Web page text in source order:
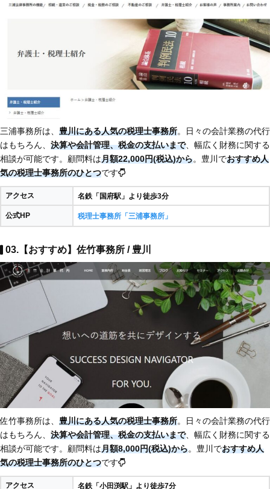
三浦事務所は、 豊川にある人気の税理士事務所。日々の会計業務の代行
はもちろん、 決算や会計管理、税金の支払いまで、幅広く財務に関する
相談が可能です。顧問料は月額22,000円(税込)から。豊川でおすすめ人
気の税理士事務所のひとつです
アクセス 名鉄「国府駅」より徒歩3分
公式HP 税理士事務所「三浦事務所」
03.【おすすめ】佐竹事務所 / 豊川
佐竹事務所は、 豊川にある人気の税理士事務所。日々の会計業務の代行
はもちろん、 決算や会計管理、税金の支払いまで、幅広く財務に関する
相談が可能です。顧問料は月額8,000円(税込)から。豊川でおすすめ人
気の税理士事務所のひとつです
アクセス 名鉄「小田渕駅」より徒歩7分